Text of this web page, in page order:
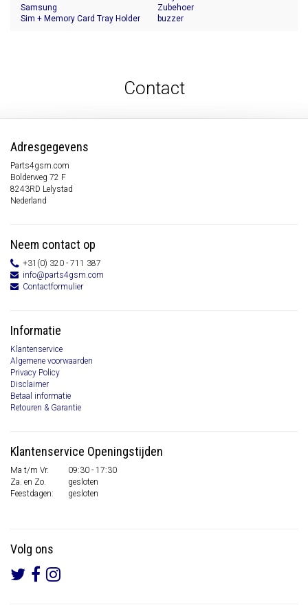
Samsung
Sim + Memory Card Tray Holder
Zubehoer
buzzer
Contact
Adresgegevens
Parts4gsm.com
Bolderweg 72 F
8243RD Lelystad
Nederland
Neem contact op
+31(0) 320 - 711 387
info@parts4gsm.com
Contactformulier
Informatie
Klantenservice
Algemene voorwaarden
Privacy Policy
Disclaimer
Betaal informatie
Retouren & Garantie
Klantenservice Openingstijden
Ma t/m Vr.
09:30 - 17:30
Za. en Zo.
gesloten
Feestdagen:
gesloten
Volg ons